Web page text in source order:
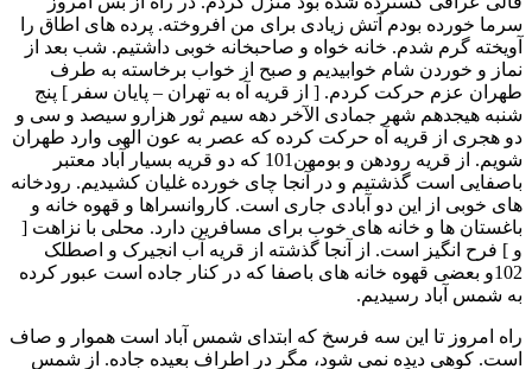
سرما خورده بودم آتش زيادی برای من افروخته. پرده های اطاق را
آويخته گرم شدم. خانه خواه و صاحبخانه خوبی داشتيم. شب بعد از
نماز و خوردن شام خوابيديم و صبح از خواب برخاسته به طرف
طهران عزم حرکت کردم. [ از قريه آه به تهران – پايان سفر ] پنج
شنبه هيجدهم شهر جمادی الآخر دهه سيم ثور هزارو سيصد و سی و
دو هجری از قريه آه حرکت کرده که عصر به عون الهی وارد طهران
شويم. از قريه رودهن و بومهن101 که دو قريه بسيار آباد معتبر
باصفايی است گذشتيم و در آنجا چای خورده غليان کشيديم. رودخانه
های خوبی از اين دو آبادی جاری است. کاروانسراها و قهوه خانه و
باغستان ها و خانه های خوب برای مسافرين دارد. محلی با نزاهت [
و ] فرح انگيز است. از آنجا گذشته از قريه آب انجيرک و اصطلک
102و بعضی قهوه خانه های باصفا که در کنار جاده است عبور کرده
به شمس آباد رسيديم.
راه امروز تا اين سه فرسخ که ابتدای شمس آباد است هموار و صاف
است. کوهی ديده نمی شود، مگر در اطراف بعيده جاده. از شمس